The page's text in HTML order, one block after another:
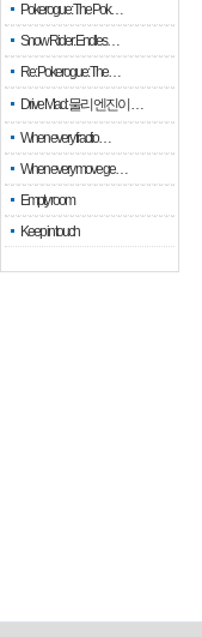
Pokerogue: The Pok…
Snow Rider: Endles…
Re: Pokerogue: The…
Drive Mad: 물리 엔진이 …
When every fractio…
When every move ge…
Empty room
Keep in touch